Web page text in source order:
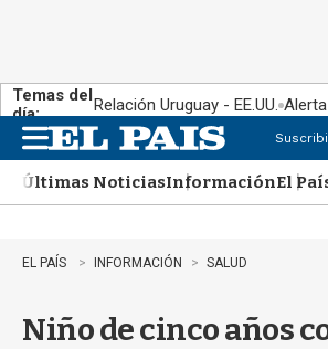
Temas del
día:
Relación Uruguay - EE.UU.
n
uÚltimas NoticiasInformaciónEl
EL PAÍS INFORMACIÓN SALUD
Niño de cinco años